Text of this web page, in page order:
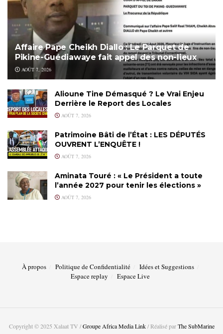
Affaire Pape Cheikh Diallo : Le Parquet de
Pikine-Guédiawaye fait appel des non-lieux
AOÛT 7, 2026
Alioune Tine Démasqué ? Le Vrai Enjeu
Derrière le Report des Locales
AOÛT 7, 2026
Patrimoine Bâti de l’État : LES DÉPUTÉS
OUVRENT L’ENQUÊTE !
AOÛT 7, 2026
Aminata Touré : « Le Président a toute
l’année 2027 pour tenir les élections »
AOÛT 7, 2026
À propos Politique de Confidentialité
Idées et Suggestions
Espace replay
Espace Live
Copyright © 2025 Xalaat TV /Groupe Africa Media Link/ Réalisé parThe SubMarine